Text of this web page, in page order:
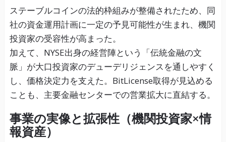
ステーブルコインの法的枠組みが整備されたため、同
社の資金運用計画に一定の予見可能性が生まれ、機関
投資家の受容性が高まった。
加えて、NYSE出身の経営陣という「伝統金融の文
脈」が大口投資家のデューデリジェンスを通しやすく
し、価格決定力を支えた。BitLicense取得が見込める
ことも、主要金融センターでの営業拡大に直結する。
事業の実像と拡張性（機関投資家×情
報資産）